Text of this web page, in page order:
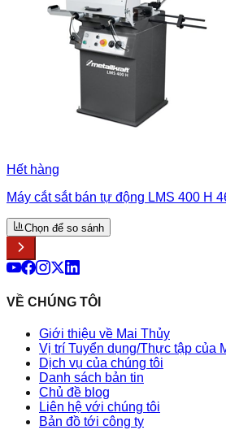
Hết hàng
Máy cắt sắt bán tự động LMS 400 H
Chọn để so sánh
VỀ CHÚNG TÔI
Giới thiệu về Mai Thủy
Vị trí Tuyển dụng/Thực tập của
Dịch vụ của chúng tôi
Danh sách bản tin
Chủ đề blog
Liên hệ với chúng tôi
Bản đồ tới công ty